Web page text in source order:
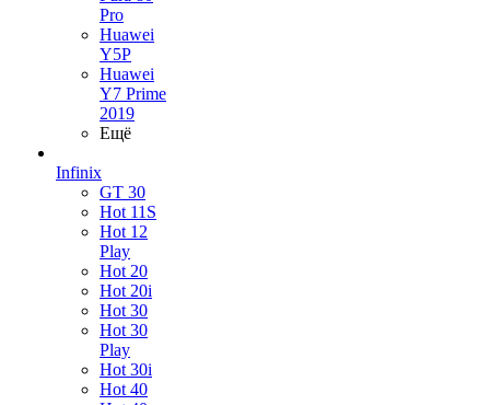
Pro
Huawei
Y5P
Huawei
Y7 Prime
2019
Ещё
Infinix
GT 30
Hot 11S
Hot 12
Play
Hot 20
Hot 20i
Hot 30
Hot 30
Play
Hot 30i
Hot 40